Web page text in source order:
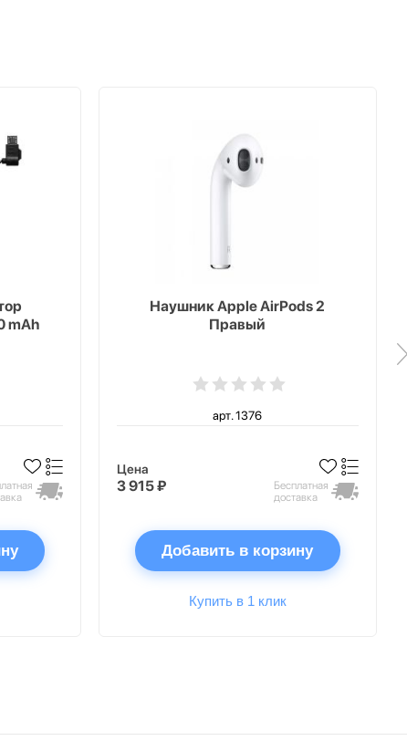
mAh
Наушник Apple AirPods 2
Правый
арт. 1376
Цена
3 915 ₽
Бесплатная
доставка
Добавить в корзину
Купить в 1 клик